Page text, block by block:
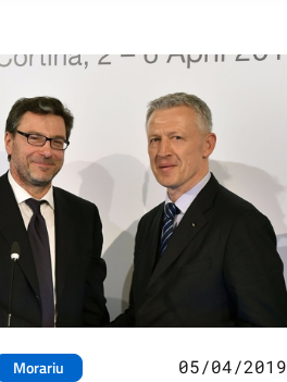
Morariu
05/04/2019